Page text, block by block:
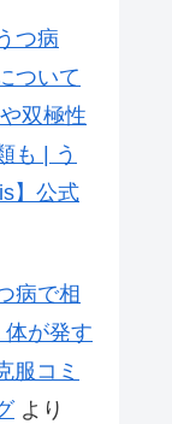
つ病
ついて
双極性
も | う
】公式
病で相
体が発す
服コミ
より